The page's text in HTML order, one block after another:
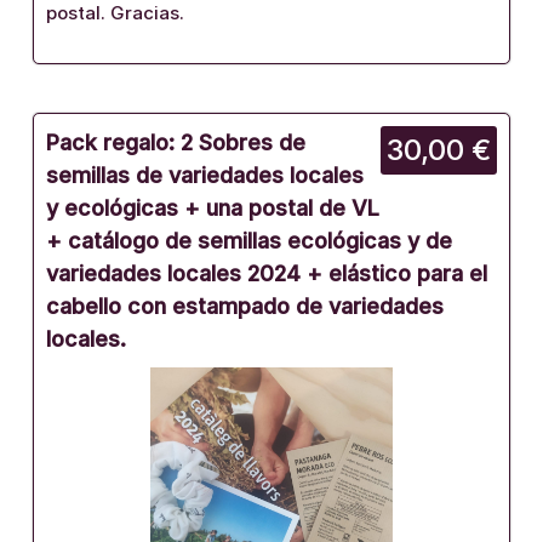
postal. Gracias.
30,00 €
Pack regalo: 2 Sobres de
semillas de variedades locales
y ecológicas + una postal de VL
+ catálogo de semillas ecológicas y de
variedades locales 2024 + elástico para el
cabello con estampado de variedades
locales.